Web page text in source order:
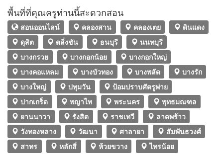
พื้นที่ที่คุณครูท่านนี้สะดวกสอน
สอนออนไลน์ คลองสาน คลองเตย
ดินแดง
ดุสิต
ตลิ่งชัน ธนบุรี
นนทบุรี
บางกรวย
บางกอกน้อย
บางกอกใหญ่
บางคอแหลม
บางบัวทอง บางพลัด
บางรัก
บางใหญ่
ปทุมวัน
ป้อมปราบศัตรูพ่าย
ปากเกร็ด
พญาไท พระนคร
พุทธมณฑล
ยานนาวา
รังสิต ราชเทวี
ลาดพร้าว
วังทองหลาง
วัฒนา ศาลายา
สัมพันธวงศ์
สาทร
หลักสี่ ห้วยขวาง ไทรน้อย